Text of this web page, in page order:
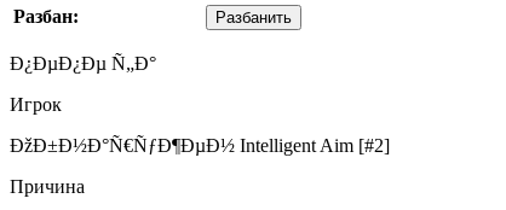
Разбан:
Разбанить
Ð¿ÐµÐ¿Ðµ Ñ„Ð°
Игрок
ÐžÐ±Ð½Ð°Ñ€ÑƒÐ¶ÐµÐ½ Intelligent Aim [#2]
Причина